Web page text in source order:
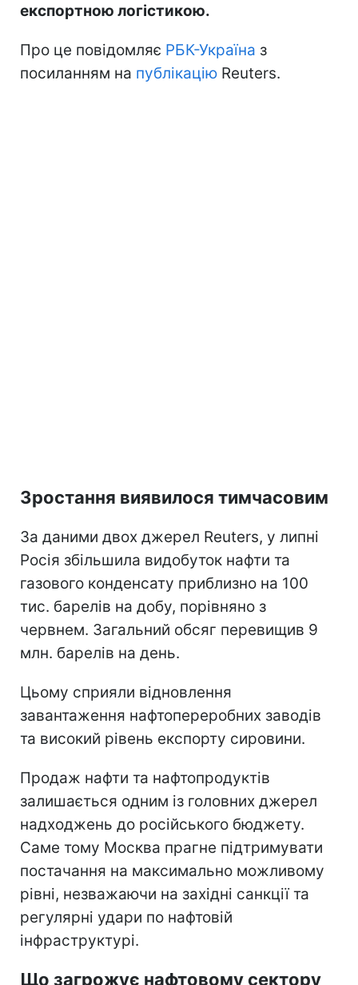
експортною логістикою.
Про це повідомляє РБК-Україна з
посиланням на публікацію Reuters.
Зростання виявилося тимчасовим
За даними двох джерел Reuters, у липні
Росія збільшила видобуток нафти та
газового конденсату приблизно на 100
тис. барелів на добу, порівняно з
червнем. Загальний обсяг перевищив 9
млн. барелів на день.
Цьому сприяли відновлення
завантаження нафтопереробних заводів
та високий рівень експорту сировини.
Продаж нафти та нафтопродуктів
залишається одним із головних джерел
надходжень до російського бюджету.
Саме тому Москва прагне підтримувати
постачання на максимально можливому
рівні, незважаючи на західні санкції та
регулярні удари по нафтовій
інфраструктурі.
Що загрожує нафтовому сектору